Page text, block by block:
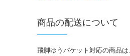
商品の配送について
飛脚ゆうパケット対応の商品